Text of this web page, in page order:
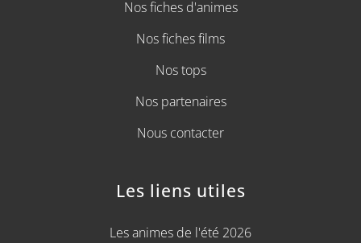
Nos fiches d'animes
Nos fiches films
Nos tops
Nos partenaires
Nous contacter
Les liens utiles
Les animes de l'été 2026